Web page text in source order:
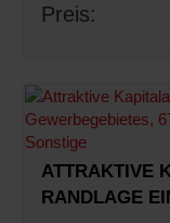
Preis:
ATTRAKTIVE
RANDLAGE